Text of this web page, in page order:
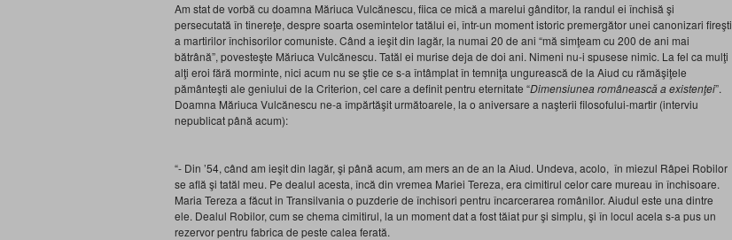
Am stat de vorbă cu doamna Măriuca Vulcănescu, fiica ce mică a marelui gânditor, la randul ei închisă şi
persecutată în tinereţe, despre soarta osemintelor tatălui ei, într-un moment istoric premergător unei canonizari fireşti
a martirilor închisorilor comuniste. Când a ieşit din lagăr, la numai 20 de ani “mă simţeam cu 200 de ani mai
bătrână”, povesteşte Măriuca Vulcănescu. Tatăl ei murise deja de doi ani. Nimeni nu-i spusese nimic. La fel ca mulţi
alţi eroi fără morminte, nici acum nu se ştie ce s-a întâmplat în temniţa ungurească de la Aiud cu rămăşiţele
pământeşti ale geniului de la Criterion, cel care a definit pentru eternitate “Dimensiunea românească a existenţei”.
Doamna Măriuca Vulcănescu ne-a împărtăşit următoarele, la o aniversare a naşterii filosofului-martir (interviu
nepublicat până acum):
“- Din ’54, când am ieşit din lagăr, şi până acum, am mers an de an la Aiud. Undeva, acolo, în miezul Râpei Robilor
se află şi tatăl meu. Pe dealul acesta, încă din vremea Mariei Tereza, era cimitirul celor care mureau în închisoare.
Maria Tereza a făcut in Transilvania o puzderie de închisori pentru încarcerarea românilor. Aiudul este una dintre
ele. Dealul Robilor, cum se chema cimitirul, la un moment dat a fost tăiat pur şi simplu, şi în locul acela s-a pus un
rezervor pentru fabrica de peste calea ferată.